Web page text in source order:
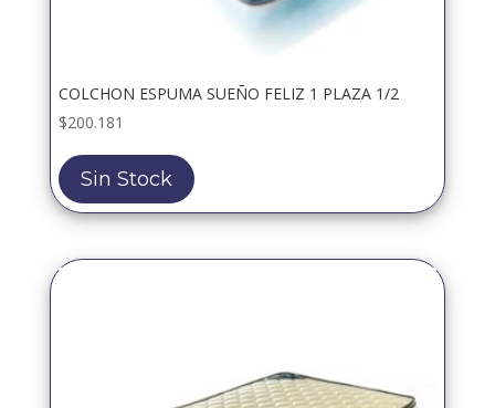
COLCHON ESPUMA SUEÑO FELIZ 1 PLAZA 1/2
$200.181
Sin Stock